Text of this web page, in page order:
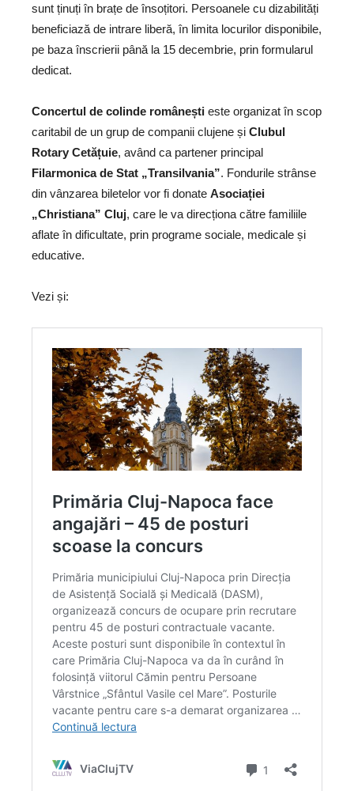
sunt ținuți în brațe de însoțitori. Persoanele cu dizabilități
beneficiază de intrare liberă, în limita locurilor disponibile,
pe baza înscrierii până la 15 decembrie, prin formularul
dedicat.
Concertul de colinde românești este organizat în scop
caritabil de un grup de companii clujene și Clubul
Rotary Cetățuie, având ca partener principal
Filarmonica de Stat „Transilvania”. Fondurile strânse
din vânzarea biletelor vor fi donate Asociației
„Christiana” Cluj, care le va direcționa către familiile
aflate în dificultate, prin programe sociale, medicale și
educative.
Vezi și: